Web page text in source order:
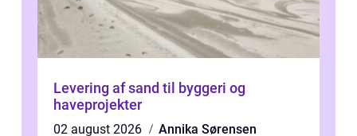
Levering af sand til byggeri og
haveprojekter
02 august 2026
Annika Sørensen